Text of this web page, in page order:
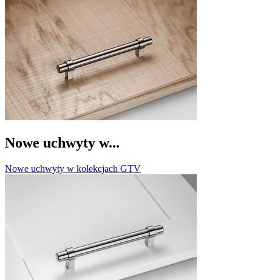
Nowe uchwyty w...
Nowe uchwyty w kolekcjach GTV